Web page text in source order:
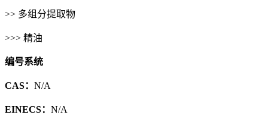
>> 多组分提取物
>>> 精油
编号系统
CAS： N/A
EINECS： N/A